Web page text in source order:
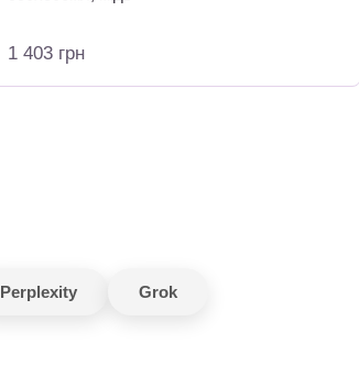
1 403 грн
Perplexity Grok